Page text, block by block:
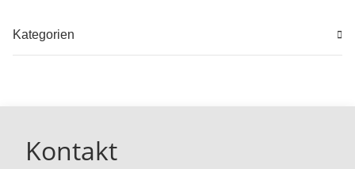
Kategorien
Kontakt